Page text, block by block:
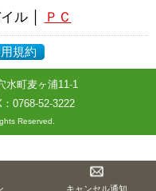
ル │ ＰＣ
規約
水町麦ヶ浦11-1
0768-52-3222
Reserved.
キャンセル通知